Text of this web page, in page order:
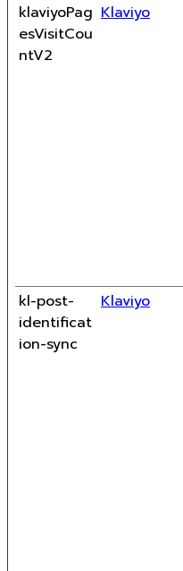
klaviyoPag
esVisitCou
ntV2
Klaviyo
kl-post-
identificat
ion-sync
Klaviyo